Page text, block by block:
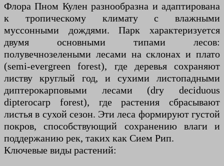
Флора Пном Кулен разнообразна и адаптирована
к тропическому климату с влажными
муссонными дождями. Парк характеризуется
двумя основными типами лесов:
полувечнозелеными лесами на склонах и плато
(semi-evergreen forest), где деревья сохраняют
листву круглый год, и сухими листопадными
диптерокарповыми лесами (dry deciduous
dipterocarp forest), где растения сбрасывают
листья в сухой сезон. Эти леса формируют густой
покров, способствующий сохранению влаги и
поддержанию рек, таких как Сием Рип.
Ключевые виды растений: